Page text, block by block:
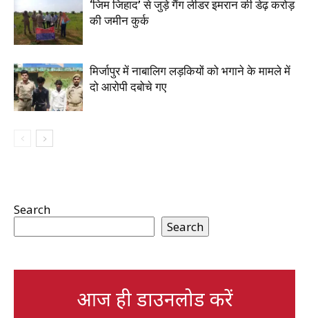
‘जिम जिहाद’ से जुड़े गैंग लीडर इमरान की डेढ़ करोड़
की जमीन कुर्क
मिर्जापुर में नाबालिग लड़कियों को भगाने के मामले में
दो आरोपी दबोचे गए
Search
Search
आज ही डाउनलोड करें